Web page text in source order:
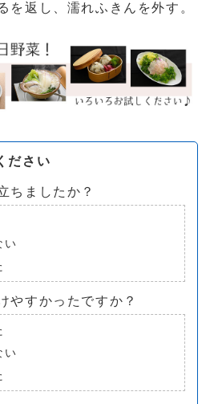
を返し、濡れふきんを外す。
ださい
ちましたか？
い
やすかったですか？
い